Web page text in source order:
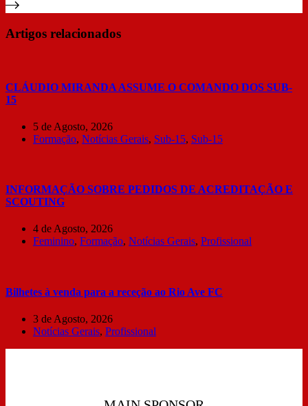
Artigos relacionados
CLÁUDIO MIRANDA ASSUME O COMANDO DOS SUB-
15
5 de Agosto, 2026
Formação, Notícias Gerais, Sub-15, Sub-15
INFORMAÇÃO SOBRE PEDIDOS DE ACREDITAÇÃO E
SCOUTING
4 de Agosto, 2026
Feminino, Formação, Notícias Gerais, Profissional
Bilhetes à venda para a receção ao Rio Ave FC
3 de Agosto, 2026
Notícias Gerais, Profissional